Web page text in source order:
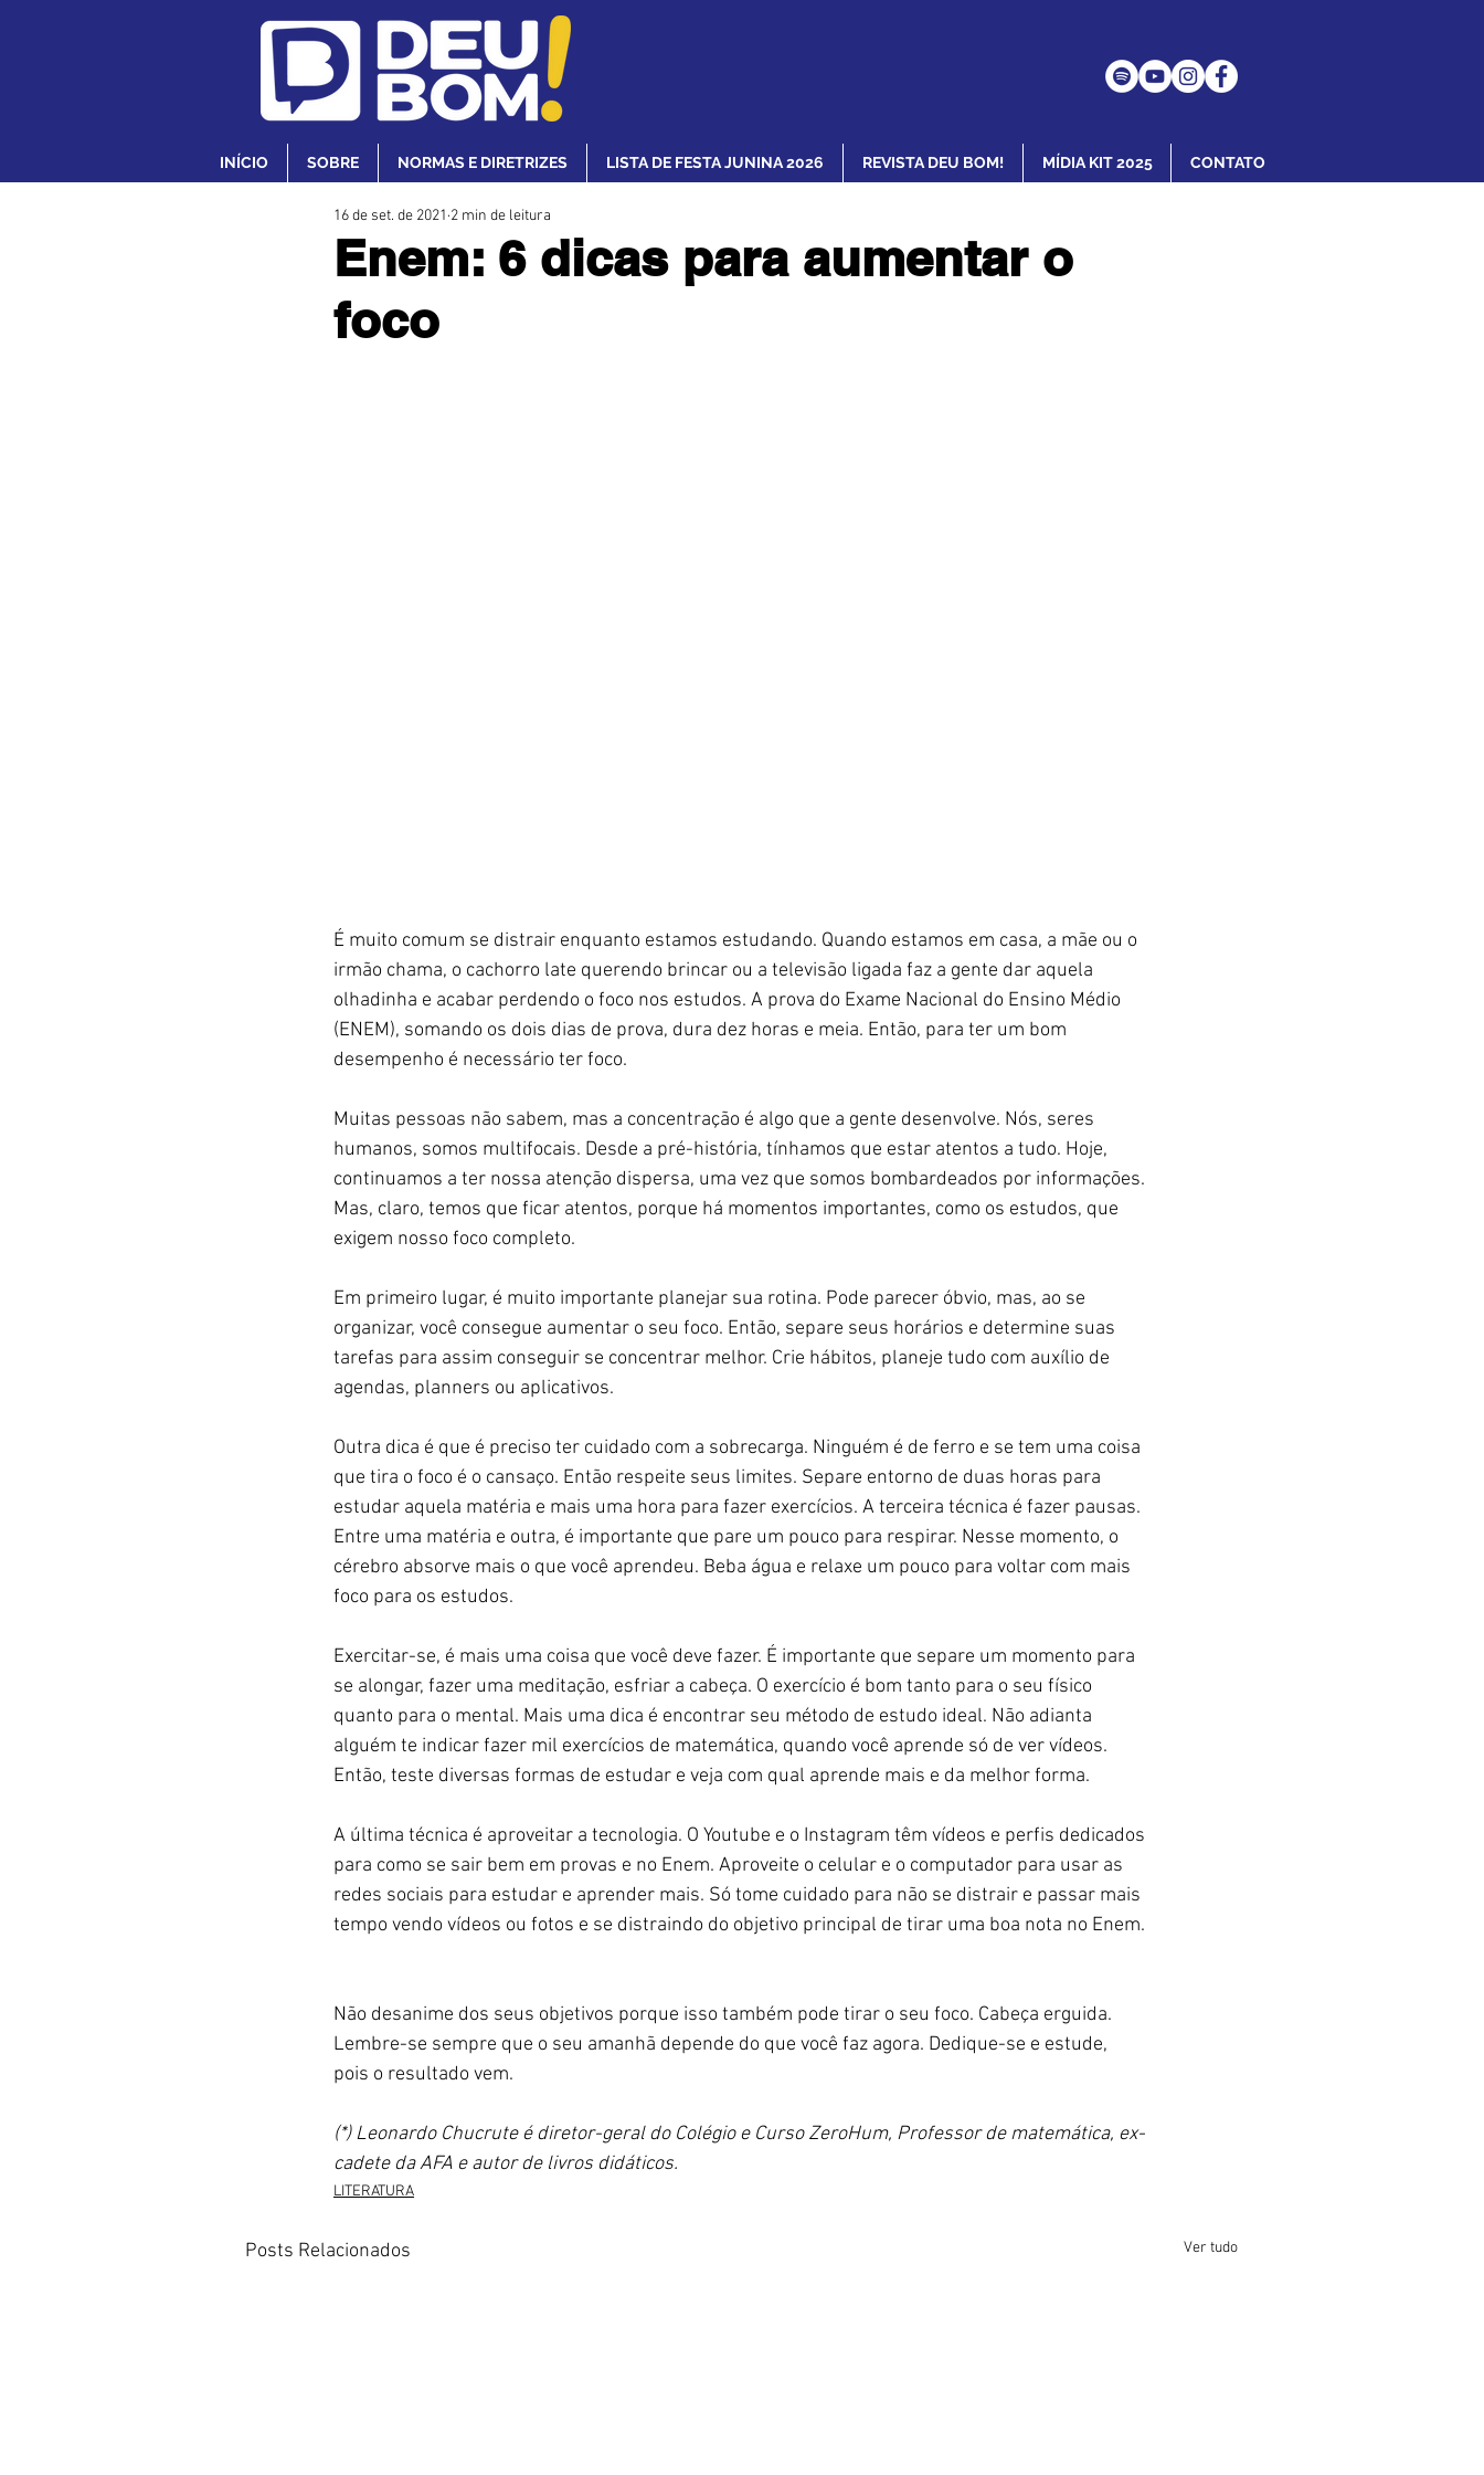
INÍCIO SOBRE NORMAS E DIRETRIZES LISTA DE FESTA JUNINA 2026 REVISTA DEU BOM! MÍDIA KIT 2025 CONTATO
Enem: 6 dicas para aumentar o
foco
16 de set. de 2021 2 min de leitura
É muito comum se distrair enquanto estamos estudando. Quando estamos em casa, a mãe ou o
irmão chama, o cachorro late querendo brincar ou a televisão ligada faz a gente dar aquela
olhadinha e acabar perdendo o foco nos estudos. A prova do Exame Nacional do Ensino Médio
(ENEM), somando os dois dias de prova, dura dez horas e meia. Então, para ter um bom
desempenho é necessário ter foco.
Muitas pessoas não sabem, mas a concentração é algo que a gente desenvolve. Nós, seres
humanos, somos multifocais. Desde a pré-história, tínhamos que estar atentos a tudo. Hoje,
continuamos a ter nossa atenção dispersa, uma vez que somos bombardeados por informações.
Mas, claro, temos que ficar atentos, porque há momentos importantes, como os estudos, que
exigem nosso foco completo.
Em primeiro lugar, é muito importante planejar sua rotina. Pode parecer óbvio, mas, ao se
organizar, você consegue aumentar o seu foco. Então, separe seus horários e determine suas
tarefas para assim conseguir se concentrar melhor. Crie hábitos, planeje tudo com auxílio de
agendas, planners ou aplicativos.
Outra dica é que é preciso ter cuidado com a sobrecarga. Ninguém é de ferro e se tem uma coisa
que tira o foco é o cansaço. Então respeite seus limites. Separe entorno de duas horas para
estudar aquela matéria e mais uma hora para fazer exercícios. A terceira técnica é fazer pausas.
Entre uma matéria e outra, é importante que pare um pouco para respirar. Nesse momento, o
cérebro absorve mais o que você aprendeu. Beba água e relaxe um pouco para voltar com mais
foco para os estudos.
Exercitar-se, é mais uma coisa que você deve fazer. É importante que separe um momento para
se alongar, fazer uma meditação, esfriar a cabeça. O exercício é bom tanto para o seu físico
quanto para o mental. Mais uma dica é encontrar seu método de estudo ideal. Não adianta
alguém te indicar fazer mil exercícios de matemática, quando você aprende só de ver vídeos.
Então, teste diversas formas de estudar e veja com qual aprende mais e da melhor forma.
A última técnica é aproveitar a tecnologia. O Youtube e o Instagram têm vídeos e perfis dedicados
para como se sair bem em provas e no Enem. Aproveite o celular e o computador para usar as
redes sociais para estudar e aprender mais. Só tome cuidado para não se distrair e passar mais
tempo vendo vídeos ou fotos e se distraindo do objetivo principal de tirar uma boa nota no Enem.
Não desanime dos seus objetivos porque isso também pode tirar o seu foco. Cabeça erguida.
Lembre-se sempre que o seu amanhã depende do que você faz agora. Dedique-se e estude,
pois o resultado vem.
(*) Leonardo Chucrute é diretor-geral do Colégio e Curso ZeroHum, Professor de matemática, ex-
cadete da AFA e autor de livros didáticos.
LITERATURA
Posts Relacionados Ver tudo